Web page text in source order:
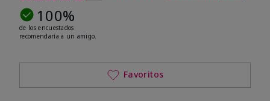
100%
de los encuestados
recomendaría a un amigo.
Favoritos